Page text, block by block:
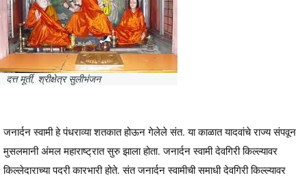
दत्त मूर्ती, श्रीक्षेत्र सुलीभंजन
जनार्दन स्वामी हे पंधराव्या शतकात होऊन गेलेले संत. या काळात यादवांचे राज्य संपवून
मुसलमानी अंमल महाराष्ट्रात सुरु झाला होता. जनार्दन स्वामी देवगिरी किल्ल्यावर
किल्लेदाराच्या पदरी कारभारी होते. संत जनार्दन स्वामीची समाधी देवगिरी किल्ल्यावर